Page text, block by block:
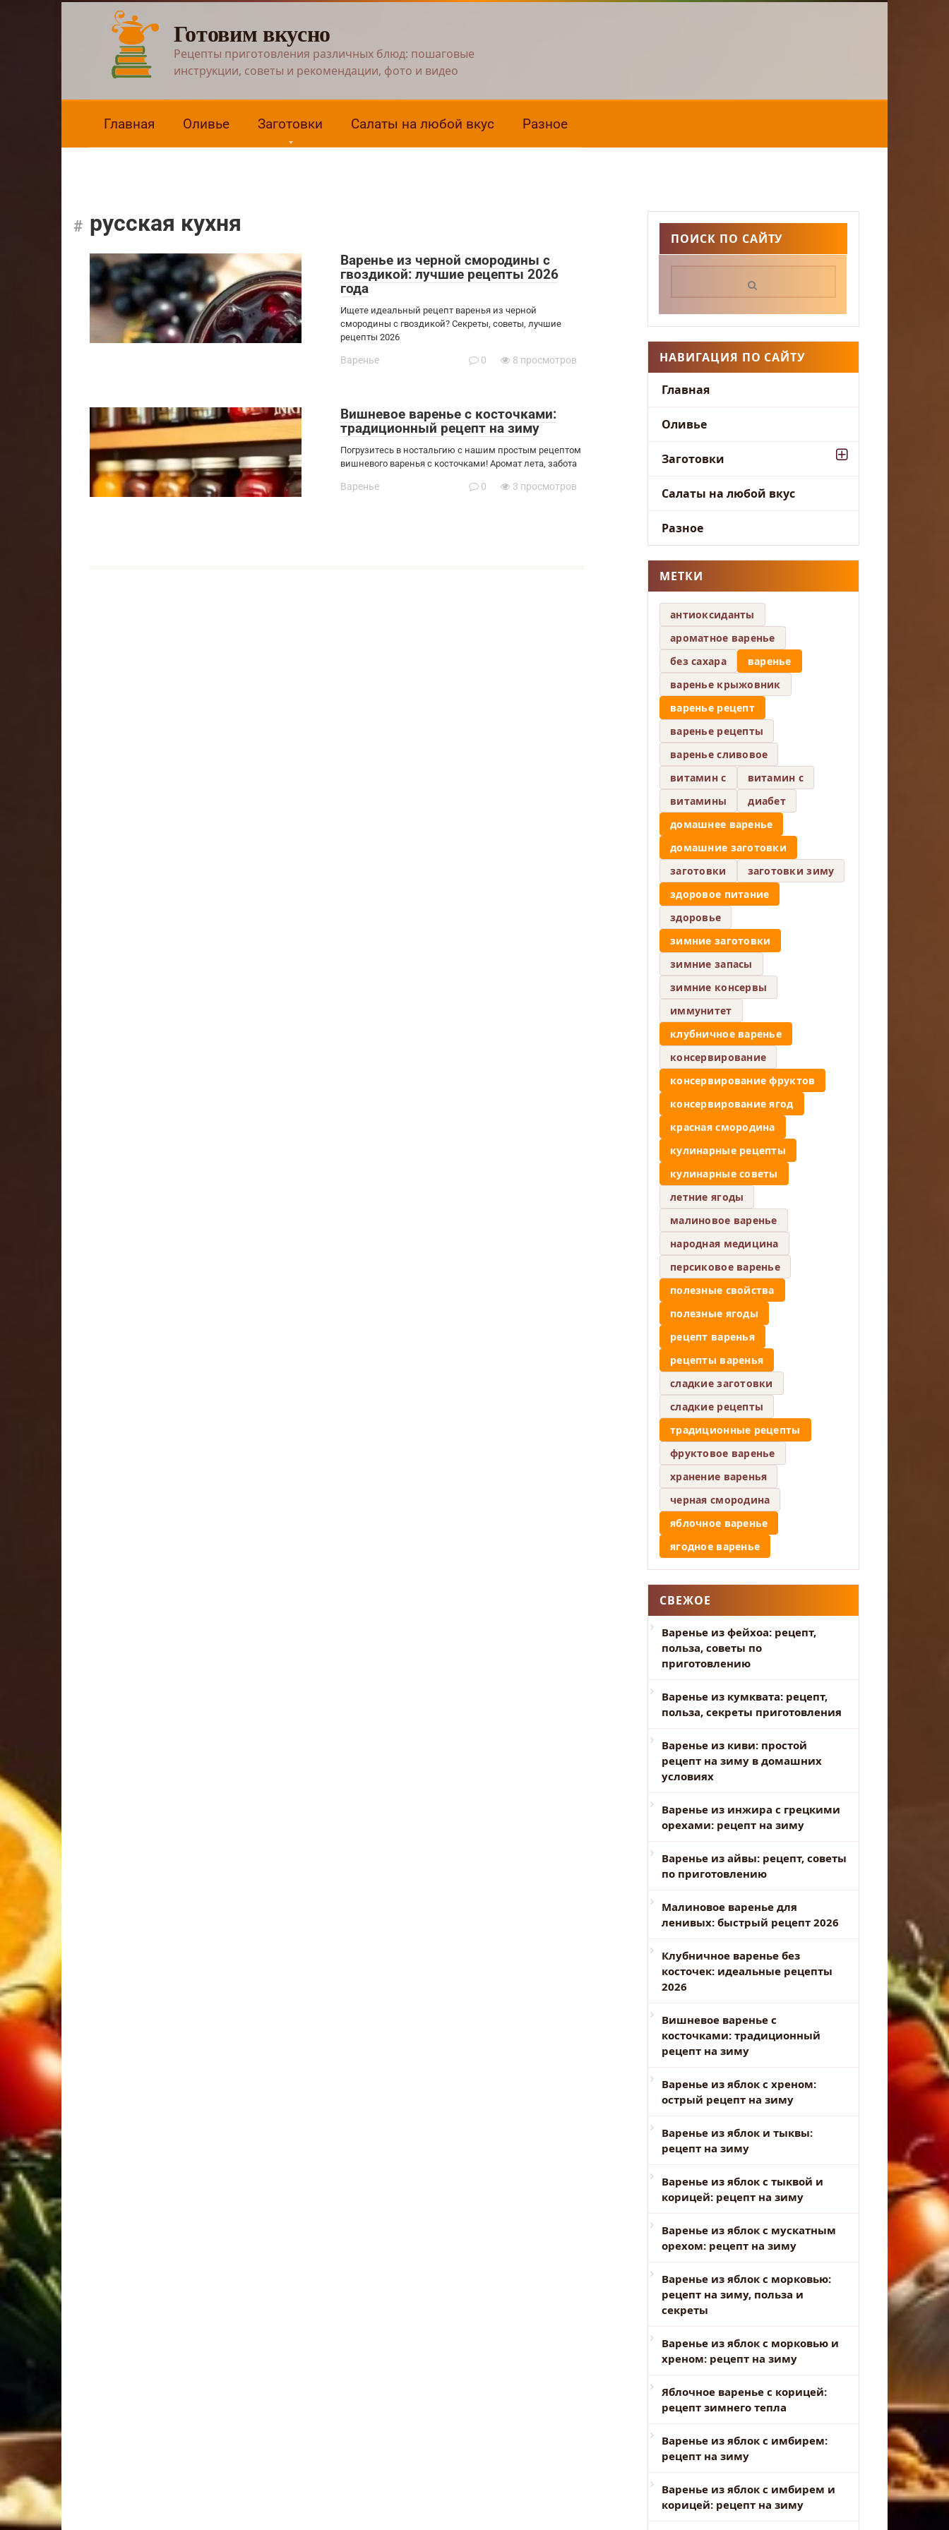
Готовим вкусно
Рецепты приготовления различных блюд: пошаговые
инструкции, советы и рекомендации, фото и видео
Главная Оливье Заготовки Салаты на любой вкус Разное
русская кухня
Варенье из черной смородины с
гвоздикой: лучшие рецепты 2026
года
Ищете идеальный рецепт варенья из черной
смородины с гвоздикой? Секреты, советы, лучшие
рецепты 2026
Варенье 0 8 просмотров
Вишневое варенье с косточками:
традиционный рецепт на зиму
Погрузитесь в ностальгию с нашим простым рецептом
вишневого варенья с косточками! Аромат лета, забота
Варенье 0 3 просмотров
ПОИСК ПО САЙТУ
НАВИГАЦИЯ ПО САЙТУ
Главная
Оливье
Заготовки
Салаты на любой вкус
Разное
МЕТКИ
антиоксиданты
ароматное варенье
без сахара
варенье
варенье крыжовник
варенье рецепт
варенье рецепты
варенье сливовое
витамин c
витамин с
витамины
диабет
домашнее варенье
домашние заготовки
заготовки
заготовки зиму
здоровое питание
здоровье
зимние заготовки
зимние запасы
зимние консервы
иммунитет
клубничное варенье
консервирование
консервирование фруктов
консервирование ягод
красная смородина
кулинарные рецепты
кулинарные советы
летние ягоды
малиновое варенье
народная медицина
персиковое варенье
полезные свойства
полезные ягоды
рецепт варенья
рецепты варенья
сладкие заготовки
сладкие рецепты
традиционные рецепты
фруктовое варенье
хранение варенья
черная смородина
яблочное варенье
ягодное варенье
СВЕЖОЕ
Варенье из фейхоа: рецепт,
польза, советы по
приготовлению
Варенье из кумквата: рецепт,
польза, секреты приготовления
Варенье из киви: простой
рецепт на зиму в домашних
условиях
Варенье из инжира с грецкими
орехами: рецепт на зиму
Варенье из айвы: рецепт, советы
по приготовлению
Малиновое варенье для
ленивых: быстрый рецепт 2026
Клубничное варенье без
косточек: идеальные рецепты
2026
Вишневое варенье с
косточками: традиционный
рецепт на зиму
Варенье из яблок с хреном:
острый рецепт на зиму
Варенье из яблок и тыквы:
рецепт на зиму
Варенье из яблок с тыквой и
корицей: рецепт на зиму
Варенье из яблок с мускатным
орехом: рецепт на зиму
Варенье из яблок с морковью:
рецепт на зиму, польза и
секреты
Варенье из яблок с морковью и
хреном: рецепт на зиму
Яблочное варенье с корицей:
рецепт зимнего тепла
Варенье из яблок с имбирем:
рецепт на зиму
Варенье из яблок с имбирем и
корицей: рецепт на зиму